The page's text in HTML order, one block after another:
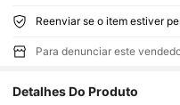
Para denunciar este
Detalhes Do Produto